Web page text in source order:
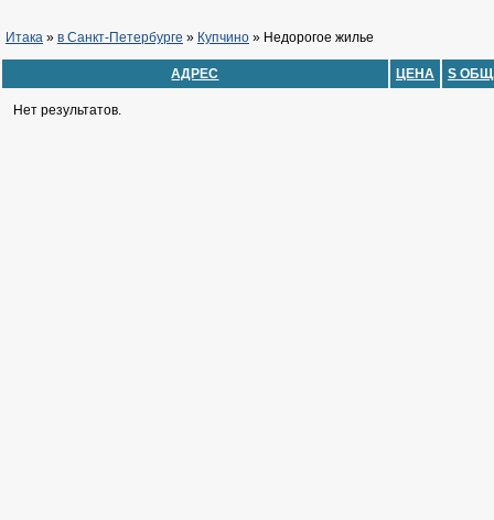
Итака » в Санкт-Петербурге » Купчино » Недорогое жилье
АДРЕС ЦЕНА S
Нет результатов.